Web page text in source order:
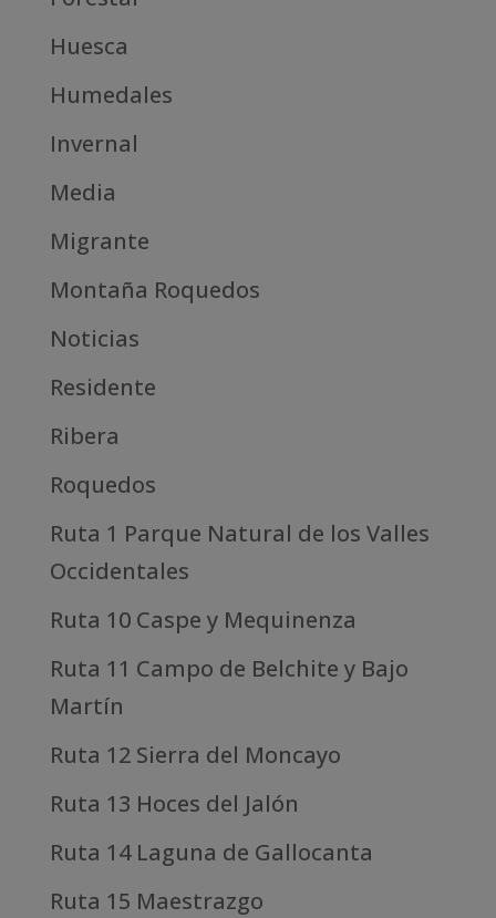
Huesca
Humedales
Invernal
Media
Migrante
Montaña Roquedos
Noticias
Residente
Ribera
Roquedos
Ruta 1 Parque Natural de los Valles
Occidentales
Ruta 10 Caspe y Mequinenza
Ruta 11 Campo de Belchite y Bajo
Martín
Ruta 12 Sierra del Moncayo
Ruta 13 Hoces del Jalón
Ruta 14 Laguna de Gallocanta
Ruta 15 Maestrazgo